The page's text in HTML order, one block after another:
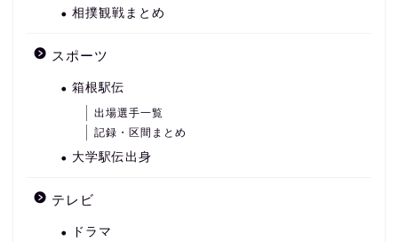
相撲観戦まとめ
スポーツ
箱根駅伝
出場選手一覧
記録・区間まとめ
大学駅伝出身
テレビ
ドラマ